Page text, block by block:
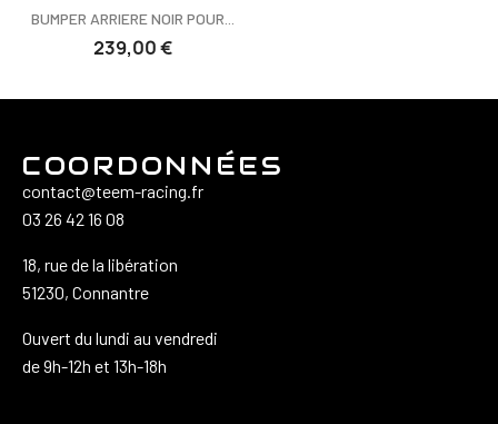
BUMPER ARRIERE NOIR POUR...
239,00 €
COORDONNÉES
contact@teem-racing.fr
03 26 42 16 08
18, rue de la libération
51230, Connantre
Ouvert du lundi au vendredi
de 9h-12h et 13h-18h